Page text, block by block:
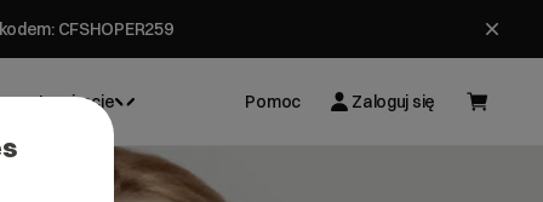
CFSHOPER259
Inspiracje Pomoc Zaloguj się